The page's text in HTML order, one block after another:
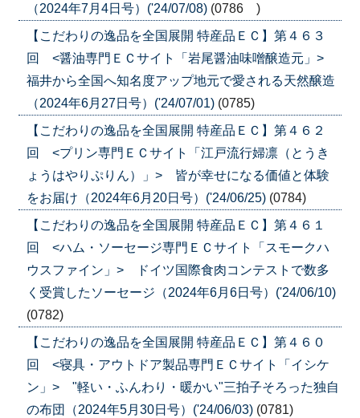
（2024年7月4日号）('24/07/08) (0786 )
【こだわりの逸品を全国展開 特産品ＥＣ】第４６３
回 <醤油専門ＥＣサイト「岩尾醤油味噌醸造元」>
福井から全国へ知名度アップ地元で愛される天然醸造
（2024年6月27日号）('24/07/01) (0785)
【こだわりの逸品を全国展開 特産品ＥＣ】第４６２
回 <プリン専門ＥＣサイト「江戸流行婦凛（とうき
ょうはやりぷりん）」> 皆が幸せになる価値と体験
をお届け（2024年6月20日号）('24/06/25) (0784)
【こだわりの逸品を全国展開 特産品ＥＣ】第４６１
回 <ハム・ソーセージ専門ＥＣサイト「スモークハ
ウスファイン」> ドイツ国際食肉コンテストで数多
く受賞したソーセージ（2024年6月6日号）('24/06/10)
(0782)
【こだわりの逸品を全国展開 特産品ＥＣ】第４６０
回 <寝具・アウトドア製品専門ＥＣサイト「イシケ
ン」> "軽い・ふんわり・暖かい"三拍子そろった独自
の布団（2024年5月30日号）('24/06/03) (0781)